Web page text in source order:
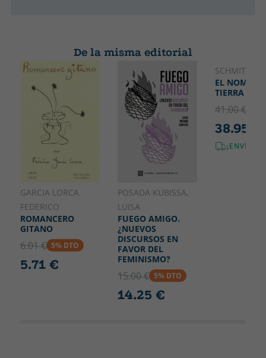
De la misma editorial
GARCIA LORCA
FEDERICO
ROMANCERO
GITANO
6.01 € 5% DTO
5.71 €
POSADA KUBISSA,
LUISA
FUEGO AMIGO.
¿NUEVOS
DISCURSOS EN
FAVOR DEL
FEMINISMO?
15.00 € 5% DTO
14.25 €
SCHMITT,
EL NOMOS
TIERRA
41.00 €
38.95 €
¡ENVÍO